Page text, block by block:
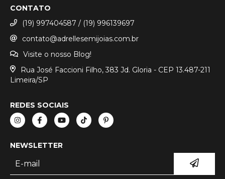
CONTATO
(19) 997404587 / (19) 996139697
contato@adrellesemijoias.com.br
Visite o nosso Blog!
Rua José Faccioni Filho, 383 Jd. Gloria - CEP 13.487-211
Limeira/SP
REDES SOCIAIS
NEWSLETTER